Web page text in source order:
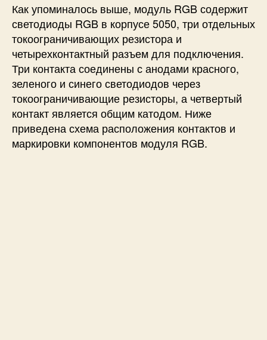
Как упоминалось выше, модуль RGB содержит
светодиоды RGB в корпусе 5050, три отдельных
токоограничивающих резистора и
четырехконтактный разъем для подключения.
Три контакта соединены с анодами красного,
зеленого и синего светодиодов через
токоограничивающие резисторы, а четвертый
контакт является общим катодом. Ниже
приведена схема расположения контактов и
маркировки компонентов модуля RGB.